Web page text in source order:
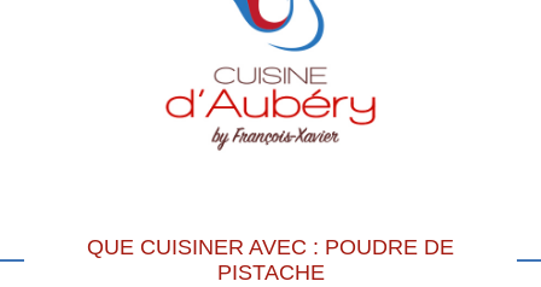
QUE CUISINER AVEC : POUDRE DE
PISTACHE